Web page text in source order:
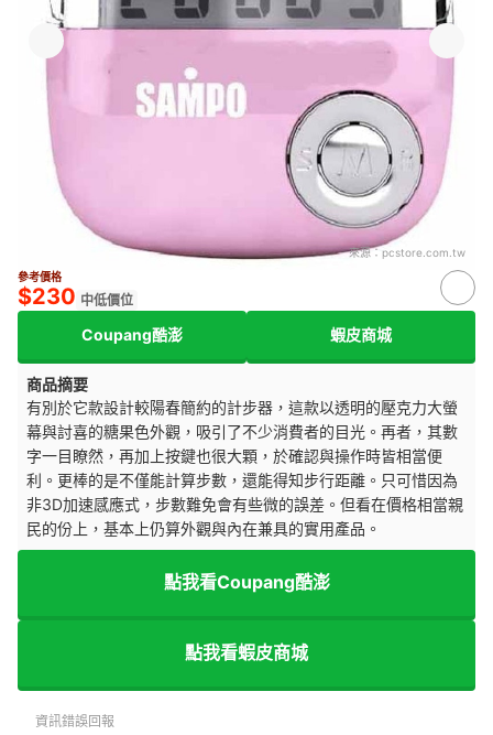
來源： pcstore.com.tw
參考價格
$230 中低價位
Coupang酷澎 蝦皮商城
商品摘要
有別於它款設計較陽春簡約的計步器，這款以透明的壓克力大螢
幕與討喜的糖果色外觀，吸引了不少消費者的目光。再者，其數
字一目瞭然，再加上按鍵也很大顆，於確認與操作時皆相當便
利。更棒的是不僅能計算步數，還能得知步行距離。只可惜因為
非3D加速感應式，步數難免會有些微的誤差。但看在價格相當親
民的份上，基本上仍算外觀與內在兼具的實用產品。
點我看Coupang酷澎
點我看蝦皮商城
資訊錯誤回報